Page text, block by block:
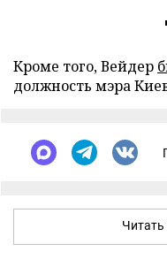
Кроме того, Вейдер
должность мэра